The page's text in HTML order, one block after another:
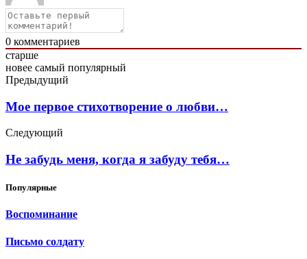
0 комментариев
старше
новее самый популярный
Предыдущий
Мое первое стихотворение о любви…
Следующий
Не забудь меня, когда я забуду тебя…
Популярные
Воспоминание
Письмо солдату